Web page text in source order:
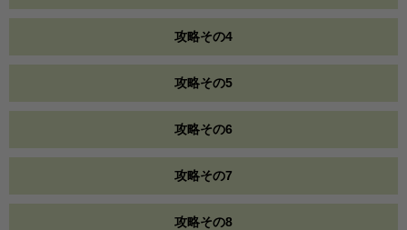
攻略その4
攻略その5
攻略その6
攻略その7
攻略その8